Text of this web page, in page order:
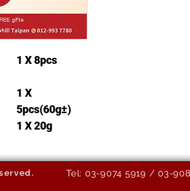
1 X 8pcs
1 X
5pcs(60g±)
1 X 20g
Tel: 03-9074 5919 / 03-